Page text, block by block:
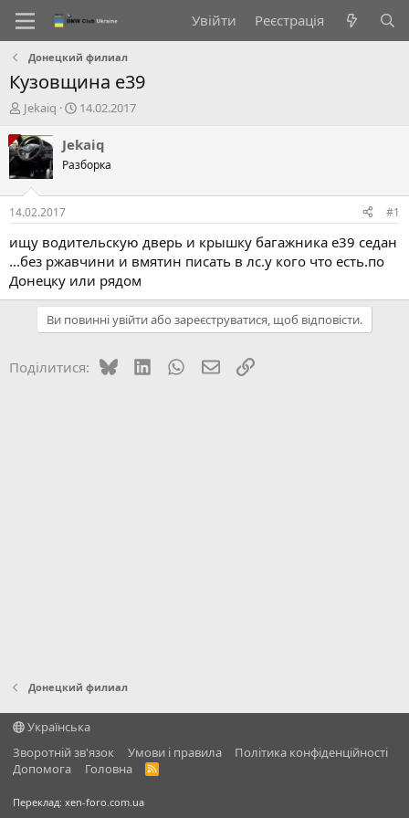
Увійти Реєстрація
Донецкий филиал
Кузовщина е39
А
т
о
р
т
е
м
и
Jekaiq
Д
т
а
с
о
р
н
н
я
14.02.2017
Jekaiq
Разборка
14.02.2017 #1
ищу водительскую дверь и крышку багажника е39 седан
...без ржавчини и вмятин писать в лс.у кого что есть.по
Донецку или рядом
Ви повинні увійти або зареєструватися, щоб відповісти.
Поділитися: BlueskyLinkedInWhatsApp
E-mailПосилання
Донецкий филиал
Українська
Зворотній зв'язок
Умови і правила
Політика конфіденційності
Дoпoмoга
Головна
R
Переклад: xen-foro.com.ua